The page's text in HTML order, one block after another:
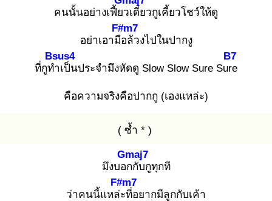
คนนั้นอย่างเฟี้ยวเดี๋ยวกูเคี้ยวโชว์ให้ดู
อย่าเอามือ
F#m7
ล้วงไปในปากงู
ที่กูทำ
Bsus4
เป็นประจำมึงหัดดู Slow Slow Sure Sure
B7
คือความจริงคือปากกู (เองแหล่ะ)
( ซ้ำ * )
มึงบอก
Gmaj7
กับกูทุกที
ว่าคนนี้แหล่ะ
F#m7
ที่อยากมีลูกกับเค้า